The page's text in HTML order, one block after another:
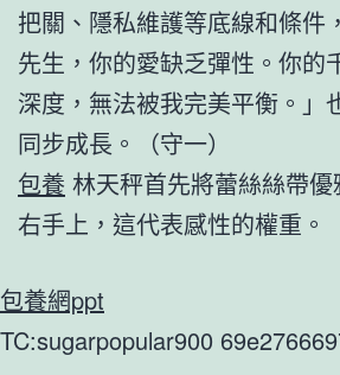
把關、隱私維護等底線和條件
先生，你的愛缺乏彈性。你的
深度，無法被我完美平衡。」
同步成長。（守一）
包養 林天秤首先將蕾絲絲帶
右手上，這代表感性的權重。
包養網ppt
TC:sugarpopular900